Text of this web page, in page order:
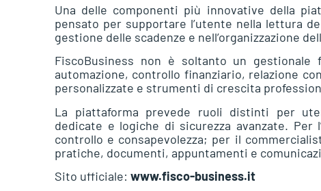
Una delle componenti più innovative della
pensato per supportare l’utente nella lettura
gestione delle scadenze e nell’organizzazione
FiscoBusiness non è soltanto un
automazione, controllo finanziario, relazione
personalizzate e strumenti di crescita
La piattaforma prevede ruoli distinti per
dedicate e logiche di sicurezza avanzate.
controllo e consapevolezza; per il
pratiche, documenti, appuntamenti e
Sito ufficiale: www.fisco-business.it